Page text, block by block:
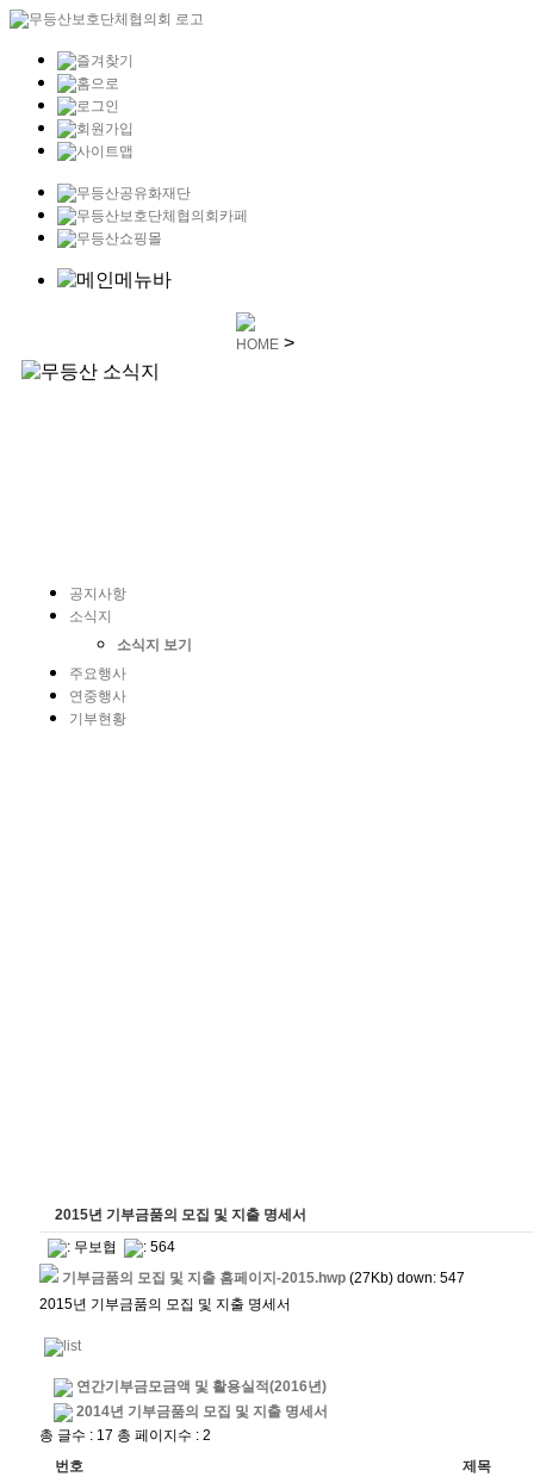
공지사항
소식지
소식지 보기
주요행사
연중행사
기부현황
HOME >
2015년 기부금품의 모집 및 지출 명세서
: 무보협
: 564
기부금품의 모집 및 지출 홈페이지-2015.hwp(27Kb) down: 547
2015년 기부금품의 모집 및 지출 명세서
연간기부금모금액 및 활용실적(2016년)
2014년 기부금품의 모집 및 지출 명세서
총 글수 : 17 총 페이지수 : 2
번호
제목